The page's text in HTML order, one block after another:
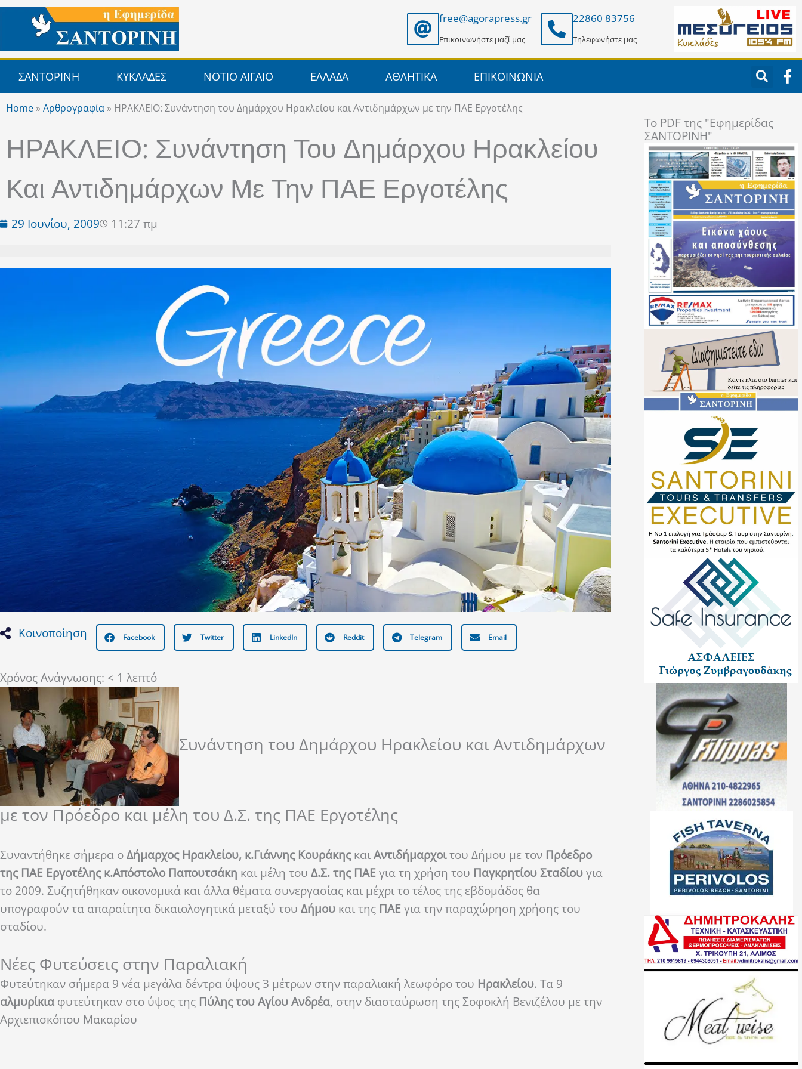
Μετάβαση
περιεχόμενο
free@agorapress.gr
Επικοινωνήστε μαζί μας
22860 83756
Τηλεφωνήστε μας
ΣΑΝΤΟΡΙΝΗ ΚΥΚΛΑΔΕΣ ΝΟΤΙΟ ΑΙΓΑΙΟ ΕΛΛΑΔΑ ΑΘΛΗΤΙΚΑ ΕΠΙΚΟΙΝΩΝΙΑ F
a
c
o
k
-
f
Home »Αρθρογραφία » ΗΡΑΚΛΕΙΟ: Συνάντηση του Δημάρχου Ηρακλείου και Αντιδημάρχων με την ΠΑΕ Εργοτέλης
ΗΡΑΚΛΕΙΟ: Συνάντηση Του Δημάρχου Ηρακλείου
Και Αντιδημάρχων Με Την ΠΑΕ Εργοτέλης
29 Ιουνίου, 2009 11:27 πμ
Κοινοποίηση Facebook Twitter LinkedIn Reddit Telegram Email
Χρόνος Ανάγνωσης: < 1 λεπτό
Συνάντηση του Δημάρχου Ηρακλείου και Αντιδημάρχων
με τον Πρόεδρο και μέλη του Δ.Σ. της ΠΑΕ Εργοτέλης
Συναντήθηκε σήμερα οΔήμαρχος Ηρακλείου, κ.Γιάννης ΚουράκηςκαιΑντιδήμαρχοιτου Δήμου με τον Πρόεδρο
της ΠΑΕ Εργοτέλης κ.Απόστολο Παπουτσάκη και μέλη του Δ.Σ. της ΠΑΕ για τη χρήση του Παγκρητίου Σταδίουγια
το 2009. Συζητήθηκαν οικονομικά και άλλα θέματα συνεργασίας και μέχρι το τέλος της εβδομάδος θα
υπογραφούν τα απαραίτητα δικαιολογητικά μεταξύ του Δήμου και της ΠΑΕ για την παραχώρηση χρήσης του
σταδίου.
Νέες Φυτεύσεις στην Παραλιακή
Φυτεύτηκαν σήμερα 9 νέα μεγάλα δέντρα ύψους 3 μέτρων στην παραλιακή λεωφόρο του Ηρακλείου. Τα 9
αλμυρίκια φυτεύτηκαν στο ύψος της Πύλης του Αγίου Ανδρέα, στην διασταύρωση της Σοφοκλή Βενιζέλου με την
Αρχιεπισκόπου Μακαρίου
To PDF της "Εφημερίδας
ΣΑΝΤΟΡΙΝΗ"